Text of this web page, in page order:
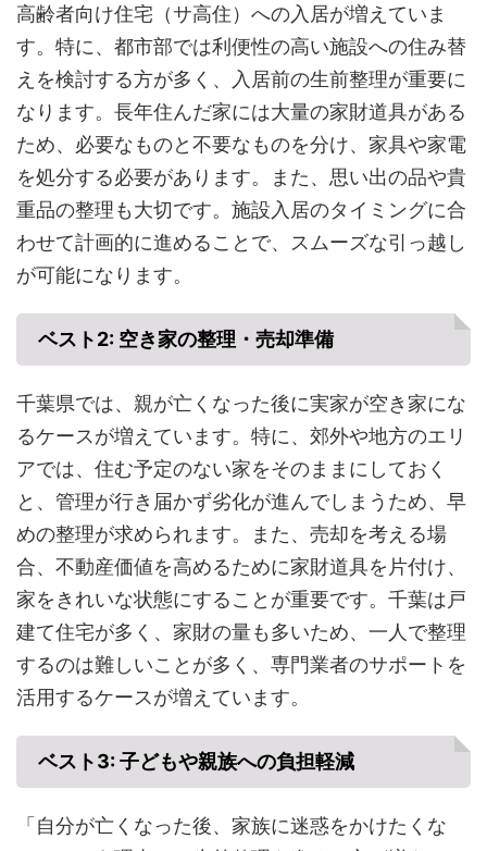
高齢者向け住宅（サ高住）への入居が増えていま
す。特に、都市部では利便性の高い施設への住み替
えを検討する方が多く、入居前の生前整理が重要に
なります。長年住んだ家には大量の家財道具がある
ため、必要なものと不要なものを分け、家具や家電
を処分する必要があります。また、思い出の品や貴
重品の整理も大切です。施設入居のタイミングに合
わせて計画的に進めることで、スムーズな引っ越し
が可能になります。
ベスト2: 空き家の整理・売却準備
千葉県では、親が亡くなった後に実家が空き家にな
るケースが増えています。特に、郊外や地方のエリ
アでは、住む予定のない家をそのままにしておく
と、管理が行き届かず劣化が進んでしまうため、早
めの整理が求められます。また、売却を考える場
合、不動産価値を高めるために家財道具を片付け、
家をきれいな状態にすることが重要です。千葉は戸
建て住宅が多く、家財の量も多いため、一人で整理
するのは難しいことが多く、専門業者のサポートを
活用するケースが増えています。
ベスト3: 子どもや親族への負担軽減
「自分が亡くなった後、家族に迷惑をかけたくな